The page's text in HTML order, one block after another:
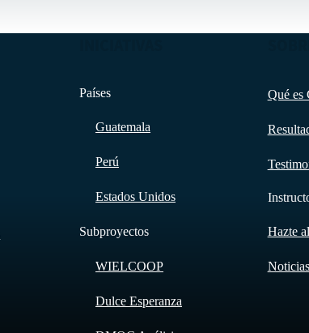
Países
Guatemala
Perú
Estados Unidos
Subproyectos
WIELCOOP
Dulce Esperanza
Qué es
Hazte
Noticias